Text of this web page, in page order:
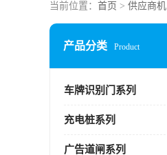
当前位置： 首页 > 供应商机
产品分类 Product
车牌识别门系列
充电桩系列
广告道闸系列